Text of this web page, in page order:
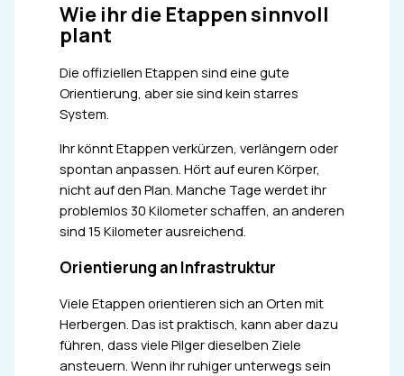
Wie ihr die Etappen sinnvoll
plant
Die offiziellen Etappen sind eine gute
Orientierung, aber sie sind kein starres
System.
Ihr könnt Etappen verkürzen, verlängern oder
spontan anpassen. Hört auf euren Körper,
nicht auf den Plan. Manche Tage werdet ihr
problemlos 30 Kilometer schaffen, an anderen
sind 15 Kilometer ausreichend.
Orientierung an Infrastruktur
Viele Etappen orientieren sich an Orten mit
Herbergen. Das ist praktisch, kann aber dazu
führen, dass viele Pilger dieselben Ziele
ansteuern. Wenn ihr ruhiger unterwegs sein